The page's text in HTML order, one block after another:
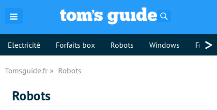
Electricité Forfaits box Robots Windows >
Tomsguide.fr Robots
Robots